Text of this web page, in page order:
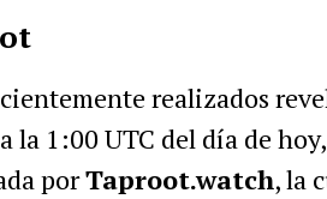
realizados
1:00 UTC del día de
porTaproot.watch, la